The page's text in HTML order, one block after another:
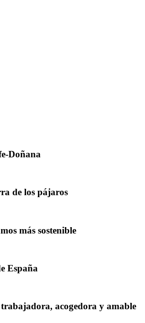
Doñana
de los pájaros
más sostenible
España
acogedora y amable